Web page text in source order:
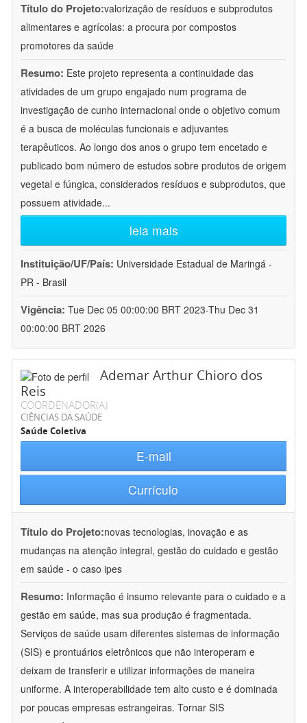
Título do Projeto:valorização de resíduos e subprodutos
alimentares e agrícolas: a procura por compostos
promotores da saúde
Resumo: Este projeto representa a continuidade das
atividades de um grupo engajado num programa de
investigação de cunho internacional onde o objetivo comum
é a busca de moléculas funcionais e adjuvantes
terapêuticos. Ao longo dos anos o grupo tem encetado e
publicado bom número de estudos sobre produtos de origem
vegetal e fúngica, considerados resíduos e subprodutos, que
possuem atividade...
leia mais
Instituição/UF/País: Universidade Estadual de Maringá -
PR - Brasil
Vigência: Tue Dec 05 00:00:00 BRT 2023-Thu Dec 31
00:00:00 BRT 2026
Ademar Arthur Chioro dos
Reis
COORDENADOR(A)
CIÊNCIAS DA SAÚDE
Saúde Coletiva
E-mail
Currículo
Título do Projeto:novas tecnologias, inovação e as
mudanças na atenção integral, gestão do cuidado e gestão
em saúde - o caso ipes
Resumo: Informação é insumo relevante para o cuidado e a
gestão em saúde, mas sua produção é fragmentada.
Serviços de saúde usam diferentes sistemas de informação
(SIS) e prontuários eletrônicos que não interoperam e
deixam de transferir e utilizar informações de maneira
uniforme. A interoperabilidade tem alto custo e é dominada
por poucas empresas estrangeiras. Tornar SIS